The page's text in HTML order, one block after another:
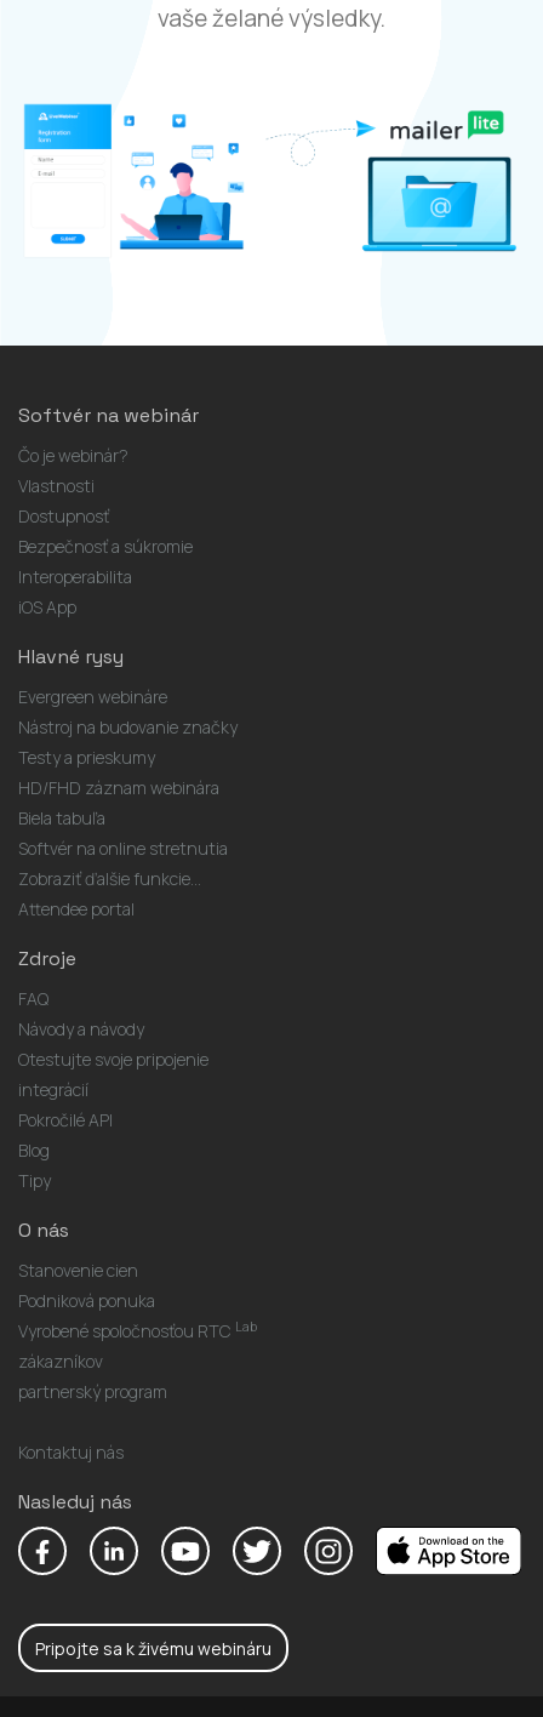
vaše želané výsledky.
Softvér na webinár
Čo je webinár?
Vlastnosti
Dostupnosť
Bezpečnosť a súkromie
Interoperabilita
iOS App
Hlavné rysy
Evergreen webináre
Nástroj na budovanie značky
Testy a prieskumy
HD/FHD záznam webinára
Biela tabuľa
Softvér na online stretnutia
Zobraziť ďalšie funkcie...
Attendee portal
Zdroje
FAQ
Návody a návody
Otestujte svoje pripojenie
integrácií
Pokročilé API
Blog
Tipy
O nás
Stanovenie cien
Podniková ponuka
Vyrobené spoločnosťou RTC Lab
zákazníkov
partnerský program
Kontaktuj nás
Nasleduj nás
Pripojte sa k živému webináru